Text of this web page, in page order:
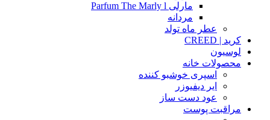
مارلی Parfum The Marly l
مردانه
عطر ماه تولد
کرید | CREED
لوسیون
محصولات خانه
اسپری خوشبو کننده
ایر دیفیوزر
عود دست ساز
مراقبت پوست